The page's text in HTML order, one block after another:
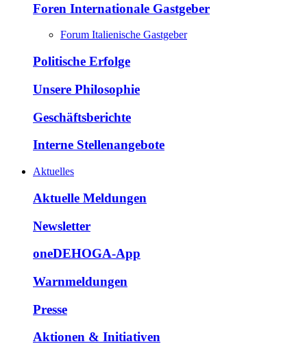
Foren Internationale Gastgeber
Forum Italienische Gastgeber
Politische Erfolge
Unsere Philosophie
Geschäftsberichte
Interne Stellenangebote
Aktuelles
Aktuelle Meldungen
Newsletter
oneDEHOGA-App
Warnmeldungen
Presse
Aktionen & Initiativen